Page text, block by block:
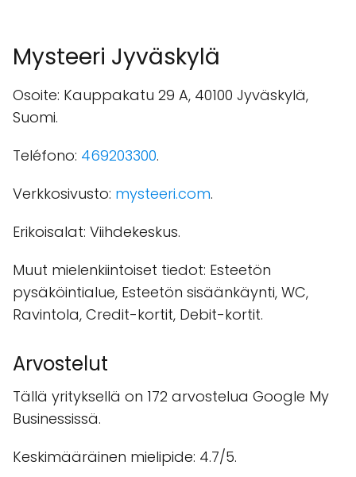
Mysteeri Jyväskylä
Osoite: Kauppakatu 29 A, 40100 Jyväskylä,
Suomi.
Teléfono: 469203300.
Verkkosivusto: mysteeri.com.
Erikoisalat: Viihdekeskus.
Muut mielenkiintoiset tiedot: Esteetön
pysäköintialue, Esteetön sisäänkäynti, WC,
Ravintola, Credit-kortit, Debit-kortit.
Arvostelut
Tällä yrityksellä on 172 arvostelua Google My
Businessissä.
Keskimääräinen mielipide: 4.7/5.